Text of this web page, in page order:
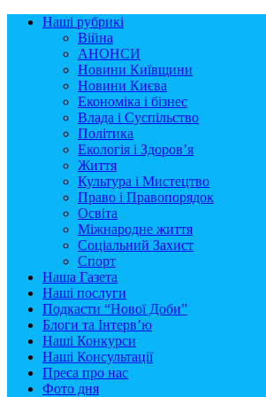
Наші рубрикі
Війна
АНОНСИ
Новини Київщини
Новини Києва
Економіка і бізнес
Влада і Суспільство
Політика
Екологія і Здоров’я
Життя
Культура і Мистецтво
Право і Правопорядок
Освіта
Міжнародне життя
Соціальний Захист
Спорт
Наша Газета
Наші послуги
Подкасти “Нової Доби”
Блоги та Інтерв’ю
Наші Конкурси
Наші Консультації
Преса про нас
Фото дня